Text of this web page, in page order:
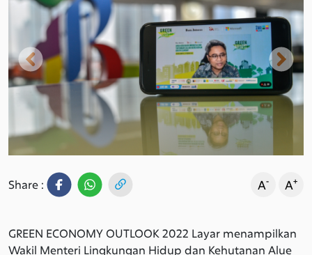
Previous Next
Share : A- A+
GREEN ECONOMY OUTLOOK 2022 Layar menampilkan
Wakil Menteri Lingkungan Hidup dan Kehutanan Alue